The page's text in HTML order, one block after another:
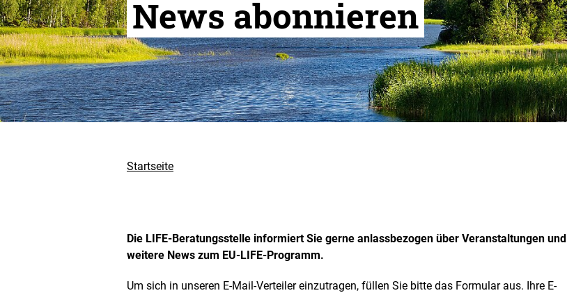
News abonnieren
Startseite
Die LIFE-Beratungsstelle informiert Sie gerne anlassbezogen über Veranstaltungen und
weitere News zum EU-LIFE-Programm.
Um sich in unseren E-Mail-Verteiler einzutragen, füllen Sie bitte das Formular aus. Ihre E-